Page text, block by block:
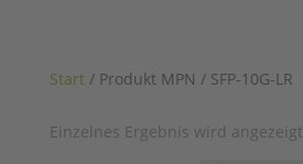
Start/ Produkt MPN / SFP-10G-LR
Einzelnes Ergebnis wird angezeigt